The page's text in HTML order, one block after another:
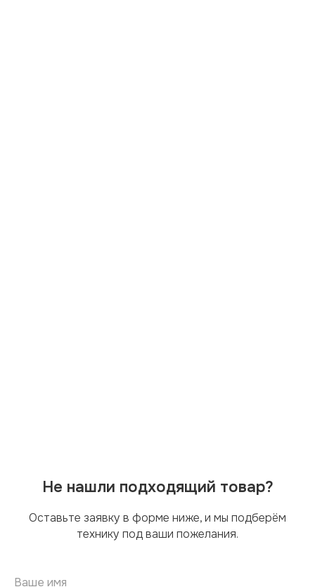
Не нашли подходящий товар?
Оставьте заявку в форме ниже, и мы подберём
технику под ваши пожелания.